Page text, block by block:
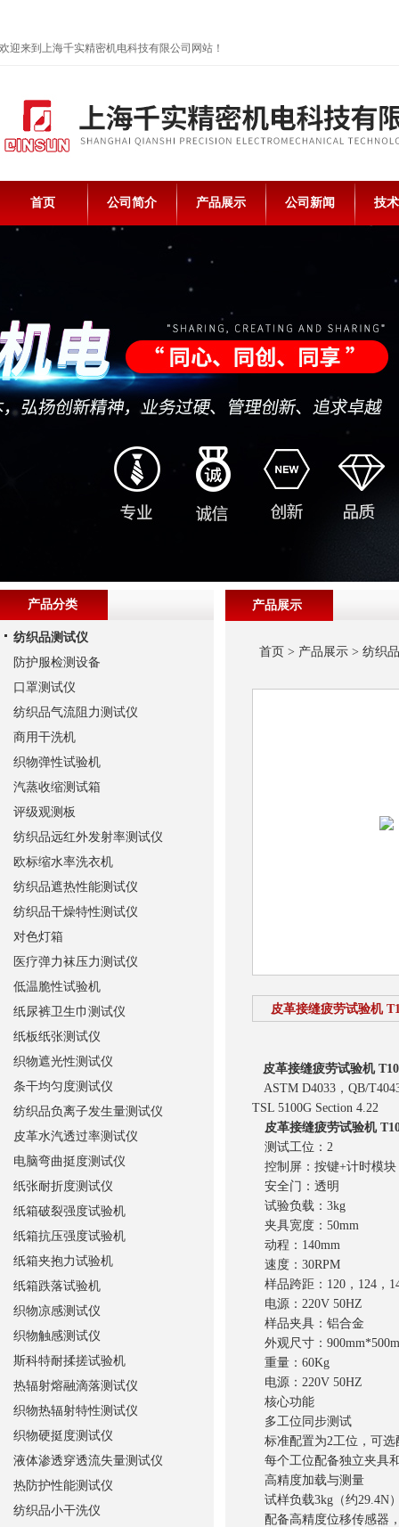
欢迎来到上海千实精密机电科技有限公司网站！
首页 公司简介 产品展示 公司新闻 技
产品展示
首页 > 产品展示> 纺织
皮革接缝疲劳试验机
皮革接缝疲劳试验机
ASTM D4033，QB/
TSL 5100G Section 4.22
皮革接缝疲劳试验机
测试工位：2
控制屏：按键+计时模块
安全门：透明
试验负载：3kg
夹具宽度：50mm
动程：140mm
速度：30RPM
样品跨距：120，124，
电源：220V 50HZ
样品夹具：铝合金
外观尺寸：
重量：60Kg
电源：220V 50HZ
核心功能
多工位同步测试
标准配置为2工位，可选
每个工位配备独立夹具
高精度加载与测量
试样负载3kg（约29.4N
配备高精度位移传感器
产品分类
纺织品测试仪
防护服检测设备
口罩测试仪
纺织品气流阻力测试仪
商用干洗机
织物弹性试验机
汽蒸收缩测试箱
评级观测板
纺织品远红外发射率测试仪
欧标缩水率洗衣机
纺织品遮热性能测试仪
纺织品干燥特性测试仪
对色灯箱
医疗弹力袜压力测试仪
低温脆性试验机
纸尿裤卫生巾测试仪
纸板纸张测试仪
织物遮光性测试仪
条干均匀度测试仪
纺织品负离子发生量测试仪
皮革水汽透过率测试仪
电脑弯曲挺度测试仪
纸张耐折度测试仪
纸箱破裂强度试验机
纸箱抗压强度试验机
纸箱夹抱力试验机
纸箱跌落试验机
织物凉感测试仪
织物触感测试仪
斯科特耐揉搓试验机
热辐射熔融滴落测试仪
织物热辐射特性测试仪
织物硬挺度测试仪
液体渗透穿透流失量测试仪
热防护性能测试仪
纺织品小干洗仪